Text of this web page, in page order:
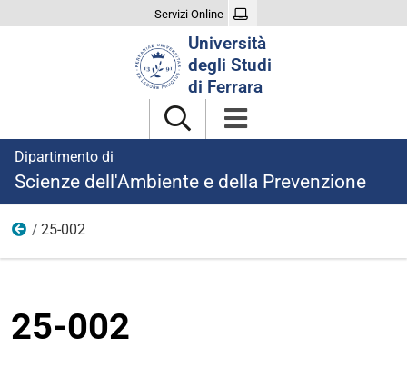
Servizi Online
Università
degli Studi
di Ferrara
Dipartimento di
Scienze dell'Ambiente e della Prevenzione
2025-26
25-002
25-002